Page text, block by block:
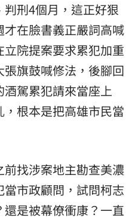
刑4個月，這正好狠
在臉書義正嚴詞高喊
立院提案要求累犯加重
旗鼓喊修法，後腳回
駕累犯請來當座上
根本是把高雄市民當
找涉案地主勘查美濃
市政顧問，試問柯志
是被幕僚衝康？一直